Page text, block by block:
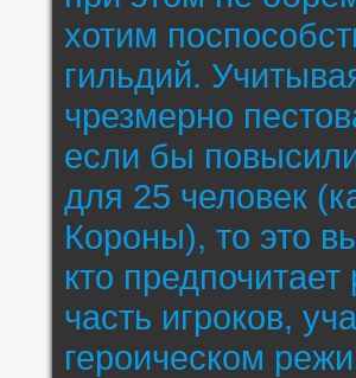
хотим
гильдий.
чрезмерно
если бы
для 25 человек
Короны), то это
кто
часть игроков,
героическом